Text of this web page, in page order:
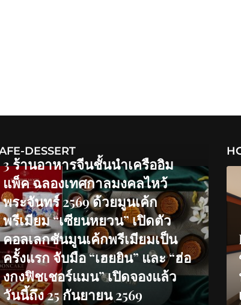
DESSERT
3 ร้านอาหารจีนชั้นนำเครืออิม
แพ็ค ฉลองเทศกาลมงคลไหว้
พระจันทร์ 2569 ด้วยมูนเค้ก
พรีเมียม “เซียนหยวน” เปิดตัว
คอลเลกชันมูนเค้กพรีเมียมเป็น
ครั้งแรก จับมือ “เฮยยิน” และ “ฮ่อ
งกงฟิชเชอร์แมน” เปิดจองแล้ว
วันนี้ถึง 25 กันยายน 2569